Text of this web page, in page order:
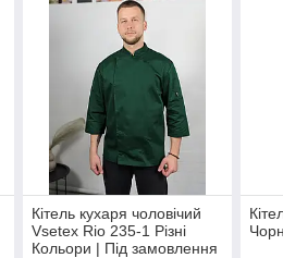
Кітель кухаря чоловічий
Vsetex Rio 235-1 Різні
Кольори | Під замовлення